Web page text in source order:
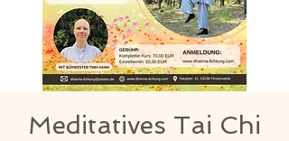
Meditatives Tai Chi